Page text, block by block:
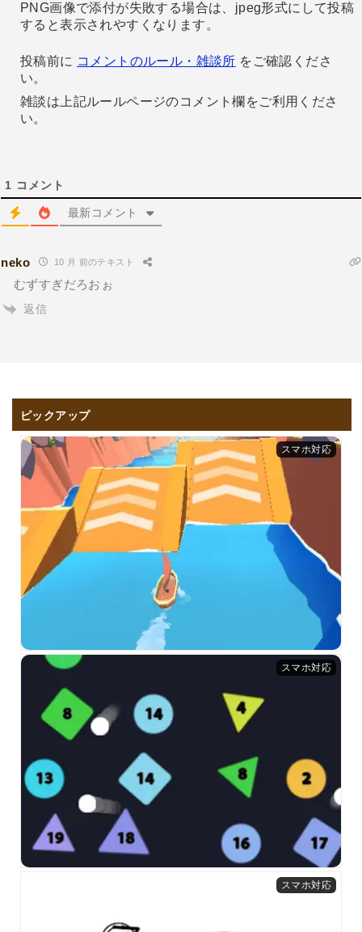
PNG画像で添付が失敗する場合は、jpeg形式にして投稿
すると表示されやすくなります。
投稿前に コメントのルール・雑談所 をご確認くださ
い。
雑談は上記ルールページのコメント欄をご利用くださ
い。
1 コメント
最新コメント
neko 10 月 前のテキスト
むずすぎだろおぉ
返信
ピックアップ